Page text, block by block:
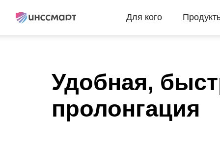
Для кого
Удобная,
пролонгация